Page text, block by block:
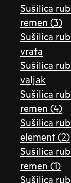
Sušilica
remen (3)
Sušilica
vrata
Sušilica
valjak
Sušilica
remen (4)
Sušilica
element (2)
Sušilica
remen (1)
Sušilica